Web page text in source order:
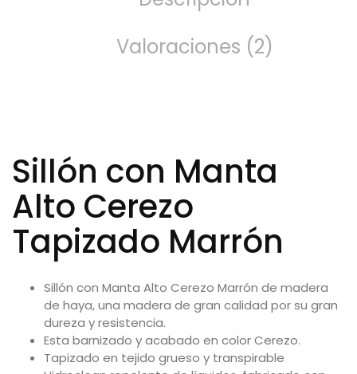
Valoraciones (2)
Sillón con Manta
Alto Cerezo
Tapizado Marrón
Sillón con Manta Alto Cerezo Marrón de madera
de haya, una madera de gran calidad por su gran
dureza y resistencia.
Esta barnizado y acabado en color Cerezo.
Tapizado en tejido grueso y transpirable